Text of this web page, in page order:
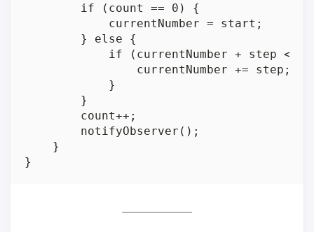
        if (count == 0) {
            currentNumber = start;
        } else {
if (currentNumber + step <
                currentNumber += step;
            }
        }
        count++;
        notifyObserver();
    }